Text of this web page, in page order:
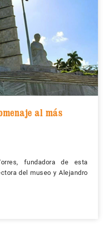
al más
fundadora de esta
del museo y Alejandro